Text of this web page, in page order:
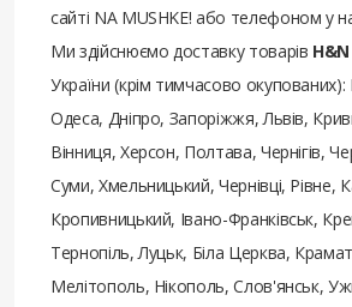
сайті NA MUSHKE! або телефоном у
Ми здійснюємо доставку товарів H&N
України (крім тимчасово окупованих):
Одеса, Дніпро, Запоріжжя, Львів,
Вінниця, Херсон, Полтава, Чернігів,
Суми, Хмельницький, Чернівці, Рівне,
Кропивницький, Івано-Франківськ,
Тернопіль, Луцьк, Біла Церква,
Мелітополь, Нікополь, Слов'янськ,